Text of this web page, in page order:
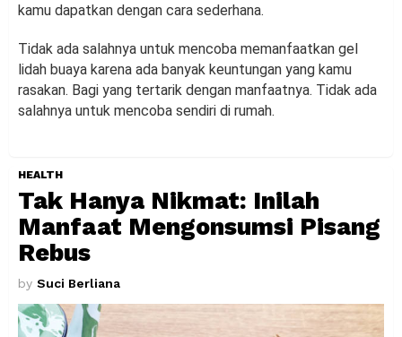
kamu dapatkan dengan cara sederhana.
Tidak ada salahnya untuk mencoba memanfaatkan gel
lidah buaya karena ada banyak keuntungan yang kamu
rasakan. Bagi yang tertarik dengan manfaatnya. Tidak ada
salahnya untuk mencoba sendiri di rumah.
HEALTH
Tak Hanya Nikmat: Inilah
Manfaat Mengonsumsi Pisang
Rebus
by Suci Berliana